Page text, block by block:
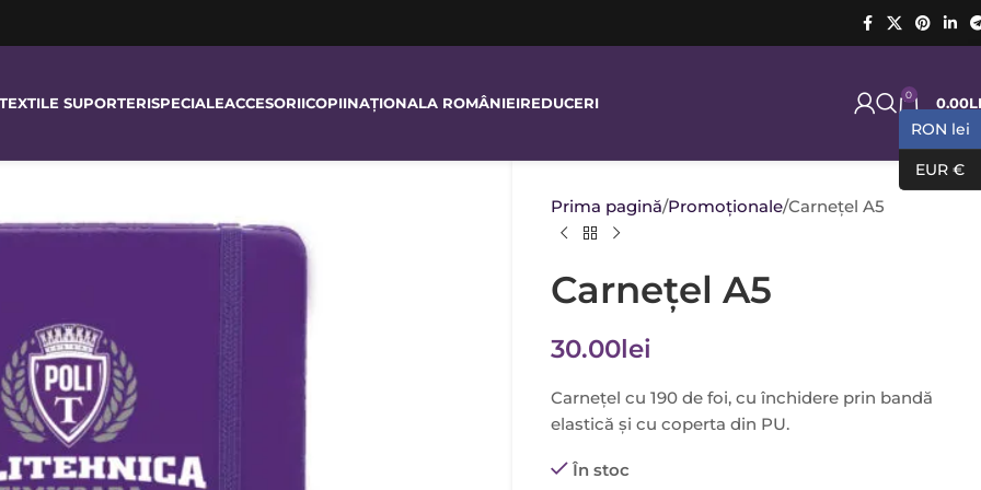
TEXTILE SUPORTERISPECIALEACCESORIICOPIINAȚIONALA ROMÂNIEIREDUCERI 0 0.00
Prima pagină Promoţionale Carnețel A5
Carnețel A5
30.00lei
Carnețel cu 190 de foi, cu închidere prin bandă
elastică și cu coperta din PU.
În stoc
RON lei
EUR €